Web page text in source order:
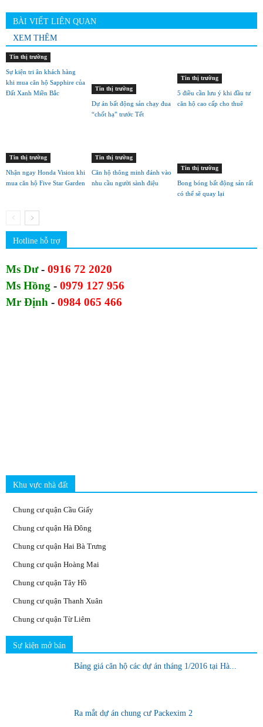
BÀI VIẾT LIÊN QUAN
XEM THÊM
Tin thị trường
Sự kiện tri ân khách hàng
khi mua căn hộ Sapphire của
Đất Xanh Miền Bắc
Tin thị trường
Dự án bất động sản chạy đua
“chốt hạ” trước Tết
Tin thị trường
5 điều cần lưu ý khi đầu tư
căn hộ cao cấp cho thuê
Tin thị trường
Nhận ngay Honda Vision khi
mua căn hộ Five Star Garden
Tin thị trường
Căn hộ thông minh đánh vào
nhu cầu người sành điệu
Tin thị trường
Bong bóng bất động sản rất
có thể sẽ quay lại
Hotline hỗ trợ
Ms Dư- 0916 72 2020
Ms Hồng - 0979 127 956
Mr Định - 0984 065 466
Khu vực nhà đất
Chung cư quận Cầu Giấy
Chung cư quận Hà Đông
Chung cư quận Hai Bà Trưng
Chung cư quận Hoàng Mai
Chung cư quận Tây Hồ
Chung cư quận Thanh Xuân
Chung cư quận Từ Liêm
Sự kiện mở bán
Bảng giá căn hộ các dự án tháng 1/2016 tại Hà...
Ra mắt dự án chung cư Packexim 2